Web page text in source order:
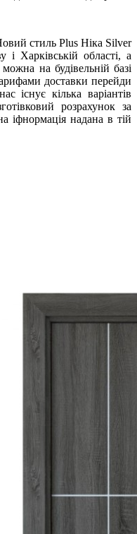
стиль Plus Ніка Silver
Харківській області, а
на будівельній базі
доставки перейди
існує кілька варіантів
розрахунок за
іфнормація надана в тій